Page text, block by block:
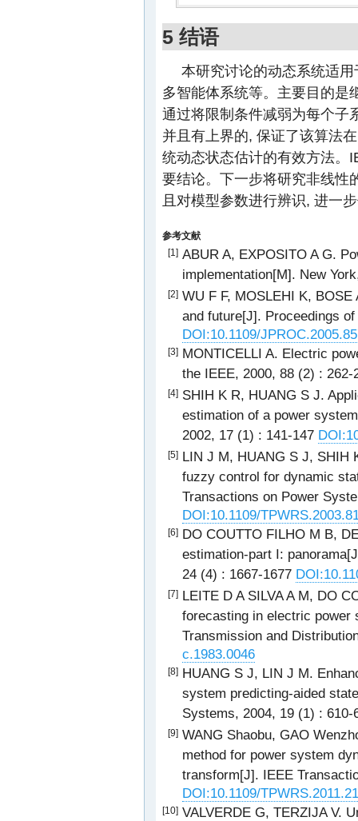
5 结语
本研究讨论的动态系统适
多智能体系统等。主要目的是
通过将限制条件减弱为每个子
并且有上界的, 保证了该算法
统动态状态估计的有效方法。
要结论。下一步将研究非线性
且对模型参数进行辨识, 进一
参考文献
[1] ABUR A, EXPOSITO A G.
implementation[M]. New
[2] WU F F, MOSLEHI K,
and future[J]. Proceedings
DOI:10.1109/
[3] MONTICELLI A. Electric
the IEEE, 2000, 88 (2) :
[4] SHIH K R, HUANG S J.
estimation of a power
2002, 17 (1) : 141-147
[5] LIN J M, HUANG S J, SHIH
fuzzy control for dynamic
Transactions on Power
DOI:10.1109/
[6] DO COUTTO FILHO M B,
estimation-part I:
24 (4) : 1667-1677
[7] LEITE D A SILVA A M, DO
forecasting in electric power
Transmission and
c.1983.0046
[8] HUANG S J, LIN J M.
system predicting-aided
Systems, 2004, 19 (1) :
[9] WANG Shaobu, GAO
method for power system
transform[J]. IEEE
DOI:10.1109/
[10] VALVERDE G, TERZIJA V.